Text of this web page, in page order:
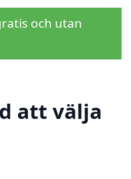
och utan
att välja